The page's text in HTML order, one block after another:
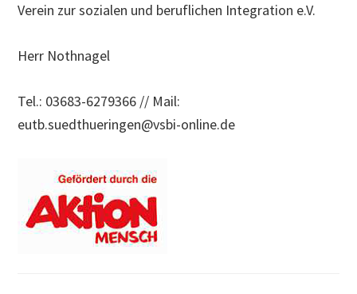
Verein zur sozialen und beruflichen Integration e.V.
Herr Nothnagel
Tel.: 03683-6279366 // Mail:
eutb.suedthueringen@vsbi-online.de